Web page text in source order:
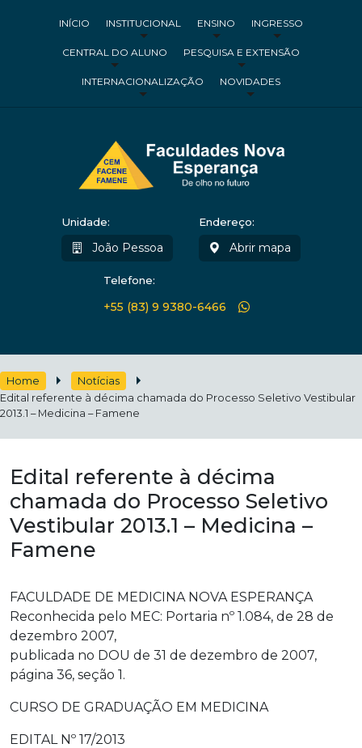
INÍCIO INSTITUCIONAL ENSINO INGRESSO
CENTRAL DO ALUNO PESQUISA E EXTENSÃO
INTERNACIONALIZAÇÃO NOVIDADES
Unidade:
João Pessoa
Endereço:
Abrir mapa
Telefone:
+55 (83) 9 9380-6466
Home
Notícias
Edital referente à décima chamada do Processo Seletivo Vestibular
2013.1 – Medicina – Famene
Edital referente à décima
chamada do Processo Seletivo
Vestibular 2013.1 – Medicina –
Famene
FACULDADE DE MEDICINA NOVA ESPERANÇA
Reconhecida pelo MEC: Portaria nº 1.084, de 28 de
dezembro 2007,
publicada no DOU de 31 de dezembro de 2007,
página 36, seção 1.
CURSO DE GRADUAÇÃO EM MEDICINA
EDITAL Nº 17/2013